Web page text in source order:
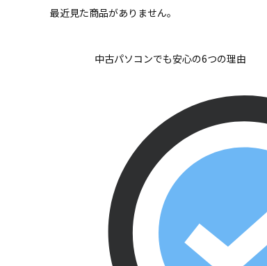
最近見た商品がありません。
中古パソコンでも安心の6つの理由